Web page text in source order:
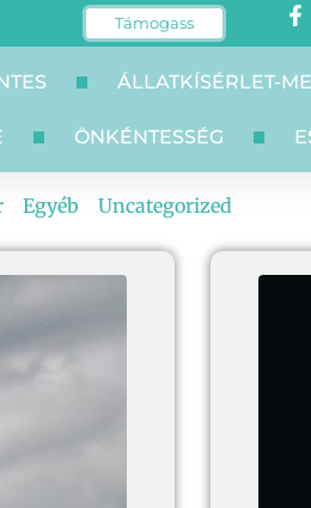
Támogass
ÁLLATKÍSÉRLET-
ÖNKÉNTESSÉG
Egyéb Uncategorized